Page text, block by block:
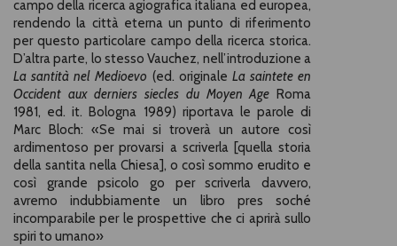
campo della ricerca agiografica italiana ed europea,
rendendo la città eterna un punto di riferimento
per questo particolare campo della ricerca storica.
D’altra parte, lo stesso Vauchez, nell’introduzione a
La santità nel Medioevo (ed. originale La saintete en
Occident aux derniers siecles du Moyen Age Roma
1981, ed. it. Bologna 1989) riportava le parole di
Marc Bloch: «Se mai si troverà un autore così
ardimentoso per provarsi a scriverla [quella storia
della santita nella Chiesa], o così sommo erudito e
così grande psicolo go per scriverla davvero,
avremo indubbiamente un libro pres soché
incomparabile per le prospettive che ci aprirà sullo
spiri to umano»